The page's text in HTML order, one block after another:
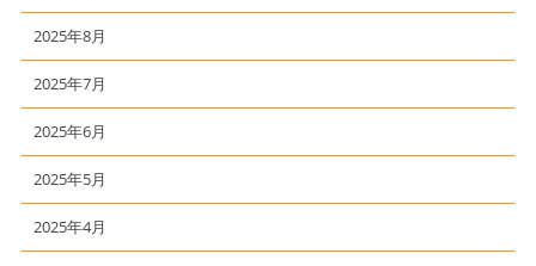
2025年8月
2025年7月
2025年6月
2025年5月
2025年4月